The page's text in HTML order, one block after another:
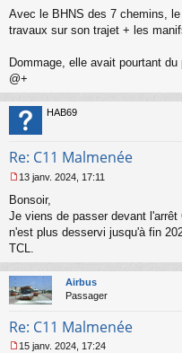
Avec le BHNS des 7 chemins,
travaux sur son trajet + les
Dommage, elle avait pourtant
@+
HAB69
Re: C11 Malmenée
e
s
g
o
u
13 janv. 2024, 17:11
Bonsoir,
Je viens de passer devant
n'est plus desservi jusqu'à fin
TCL.
Airbus
Passager
Re: C11 Malmenée
15 janv. 2024, 17:24